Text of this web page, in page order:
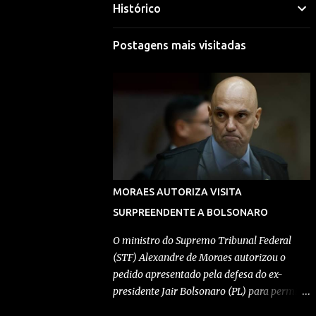
Visitar perfil
Morgana Macena
Visitar perfil
Rafael Durand
Visitar perfil
Rafael Paes
Redação Pensando Direita
Visitar perfil
Redação Pensando Direita
Histórico
Postagens mais visitadas
MORAES AUTORIZA VISITA
SURPREENDENTE A BOLSONARO
O ministro do Supremo Tribunal Federal
(STF) Alexandre de Moraes autorizou o
pedido apresentado pela defesa do ex-
presidente Jair Bolsonaro (PL) para permitir